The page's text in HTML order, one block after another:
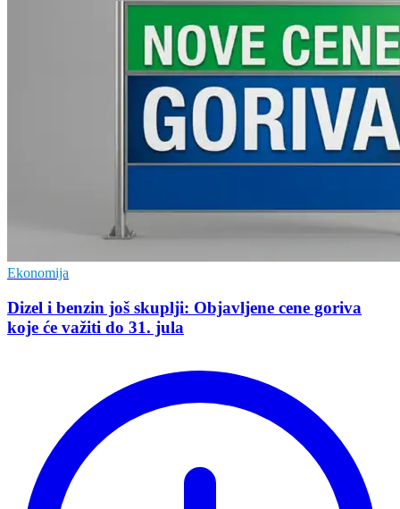
Ekonomija
Dizel i benzin još skuplji: Objavljene cene goriva
koje će važiti do 31. jula